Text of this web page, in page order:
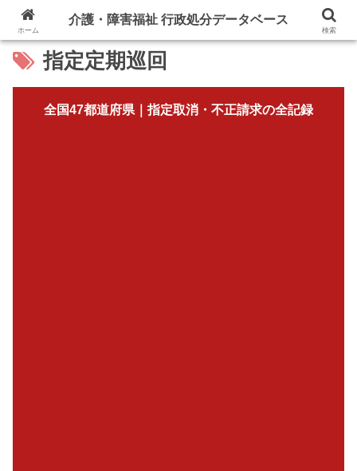
指定定期巡回
全国47都道府県｜指定取消・不正請求の全記録
ホーム
介護・障害福祉 行政処分データベース
検索